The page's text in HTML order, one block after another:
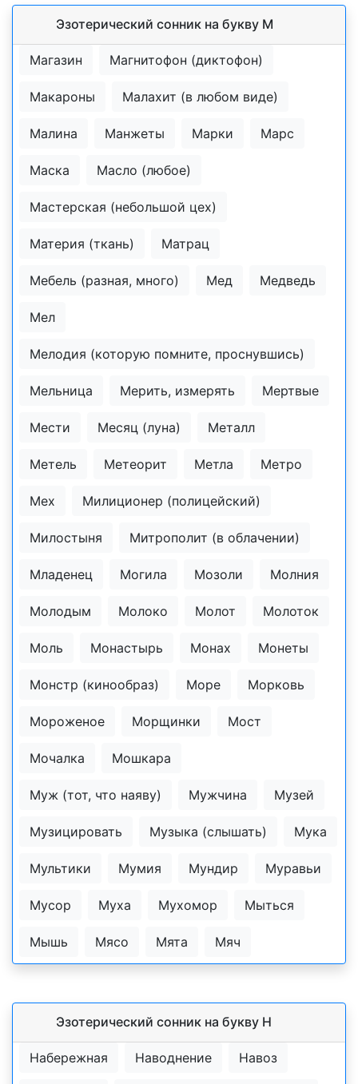
Эзотерический cонник на букву М
Магазин Магнитофон (диктофон)
Макароны Малахит (в любом виде)
Малина Манжеты Марки Марс
Маска Масло (любое)
Мастерская (небольшой цех)
Материя (ткань) Матрац
Мебель (разная, много) Мед Медведь
Мел
Мелодия (которую помните, проснувшись)
Мельница Мерить, измерять Мертвые
Мести Месяц (луна) Металл
Метель Метеорит Метла Метро
Мех Милиционер (полицейский)
Милостыня Митрополит (в облачении)
Младенец Могила Мозоли Молния
Молодым Молоко Молот Молоток
Моль Монастырь Монах Монеты
Монстр (кинообраз) Море Морковь
Мороженое Морщинки Мост
Мочалка Мошкара
Муж (тот, что наяву) Мужчина Музей
Музицировать Музыка (слышать) Мука
Мультики Мумия Мундир Муравьи
Мусор Муха Мухомор Мыться
Мышь Мясо Мята Мяч
Эзотерический cонник на букву Н
Набережная Наводнение Навоз